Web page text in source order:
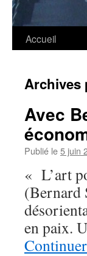
Accueil
Archives
Avec
Publié le5 juin
« L’art
(Bernard
en paix.